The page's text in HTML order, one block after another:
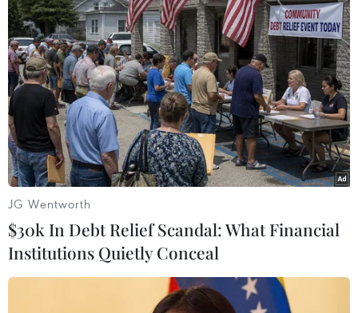
Cảnh sát biển Vùng 2 đồng hành
với ngư dân huyện đảo Lý Sơn
JG Wentworth
$30k In Debt Relief Scandal: What Financial
Institutions Quietly Conceal